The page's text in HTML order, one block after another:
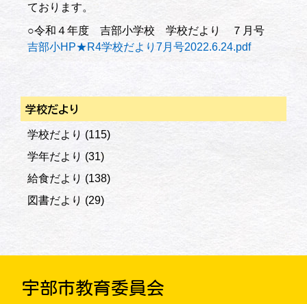
ております。
○令和４年度 吉部小学校 学校だより ７月号
吉部小HP★R4学校だより7月号2022.6.24.pdf
学校だより
学校だより (115)
学年だより (31)
給食だより (138)
図書だより (29)
宇部市教育委員会